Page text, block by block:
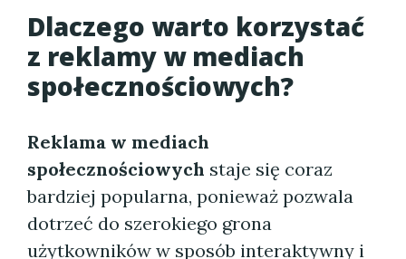
Dlaczego warto korzystać
z reklamy w mediach
społecznościowych?
Reklama w mediach
społecznościowych staje się coraz
bardziej popularna, ponieważ pozwala
dotrzeć do szerokiego grona
użytkowników w sposób interaktywny i